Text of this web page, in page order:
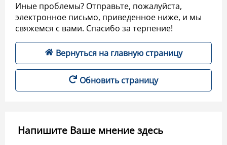
Иные проблемы? Отправьте, пожалуйста,
электронное письмо, приведенное ниже, и мы
свяжемся с вами. Спасибо за терпение!
Вернуться на главную страницу
Обновить страницу
Напишите Ваше мнение здесь